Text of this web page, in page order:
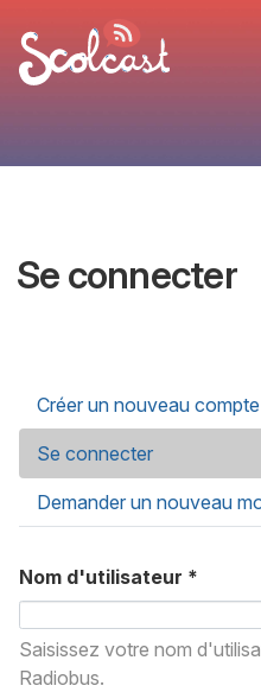
Se connecter
Onglets
Créer un nouveau compte
Se connecter
Demander un nouveau
Nom d'utilisateur *
Saisissez votre nom
Radiobus.